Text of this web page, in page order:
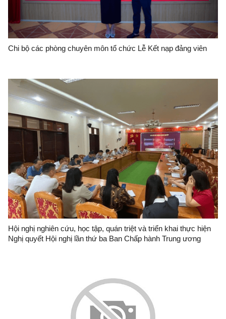
Chi bộ các phòng chuyên môn tổ chức Lễ Kết nạp đảng viên
Hội nghị nghiên cứu, học tập, quán triệt và triển khai thực hiện
Nghị quyết Hội nghị lần thứ ba Ban Chấp hành Trung ương